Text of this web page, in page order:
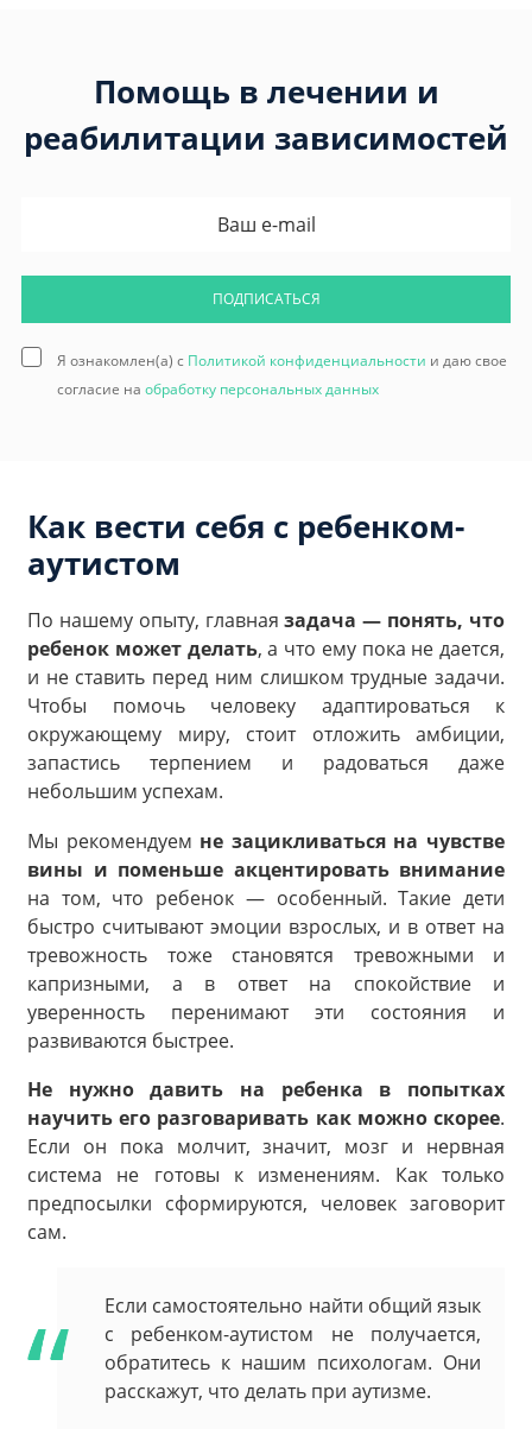
Помощь в лечении и
реабилитации зависимостей
ПОДПИСАТЬСЯ
Я ознакомлен(а) с Политикой конфиденциальности и даю свое
согласие на обработку персональных данных
Как вести себя с ребенком-
аутистом
По нашему опыту, главнаязадача — понять, что
ребенок может делать, а что ему пока не дается,
и не ставить перед ним слишком трудные задачи.
Чтобы помочь человеку адаптироваться к
окружающему миру, стоит отложить амбиции,
запастись терпением и радоваться даже
небольшим успехам.
Мы рекомендуем не зацикливаться на чувстве
вины и поменьше акцентировать внимание
на том, что ребенок — особенный. Такие дети
быстро считывают эмоции взрослых, и в ответ на
тревожность тоже становятся тревожными и
капризными, а в ответ на спокойствие и
уверенность перенимают эти состояния и
развиваются быстрее.
Не нужно давить на ребенка в попытках
научить его разговаривать как можно скорее.
Если он пока молчит, значит, мозг и нервная
система не готовы к изменениям. Как только
предпосылки сформируются, человек заговорит
сам.
Если самостоятельно найти общий язык
с ребенком-аутистом не получается,
обратитесь к нашим психологам. Они
расскажут, что делать при аутизме.